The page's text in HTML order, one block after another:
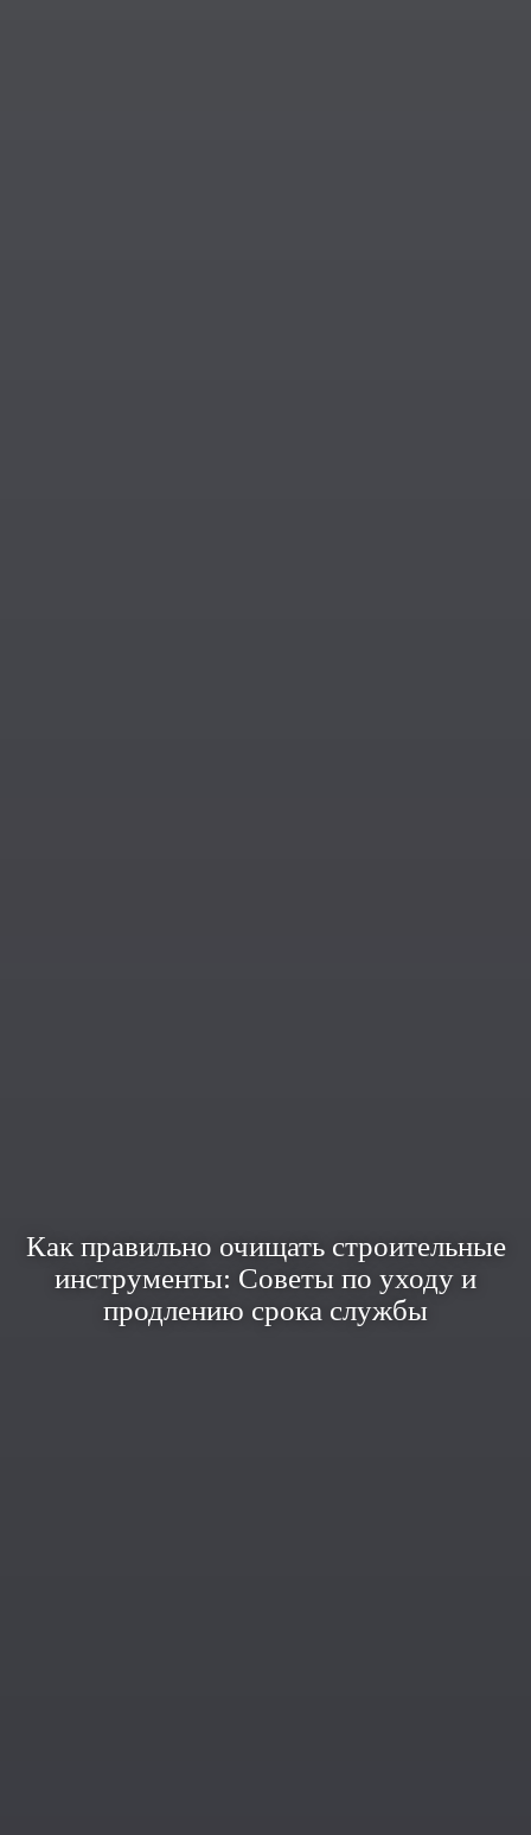
Как правильно очищать строительные
инструменты: Советы по уходу и
продлению срока службы